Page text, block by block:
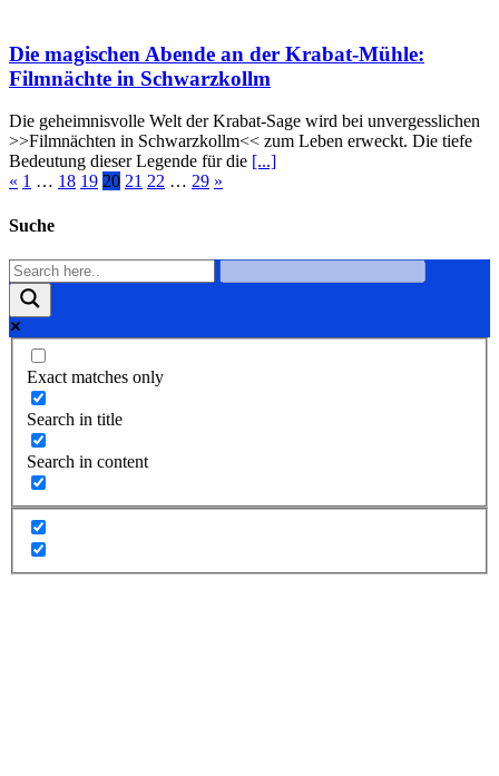
Die magischen Abende an der Krabat-Mühle:
Filmnächte in Schwarzkollm
Die geheimnisvolle Welt der Krabat-Sage wird bei unvergesslichen
>>Filmnächten in Schwarzkollm<< zum Leben erweckt. Die tiefe
Bedeutung dieser Legende für die [...]
« 1 … 18 19 20 21 22 … 29 »
Suche
Exact matches only
Search in title
Search in content